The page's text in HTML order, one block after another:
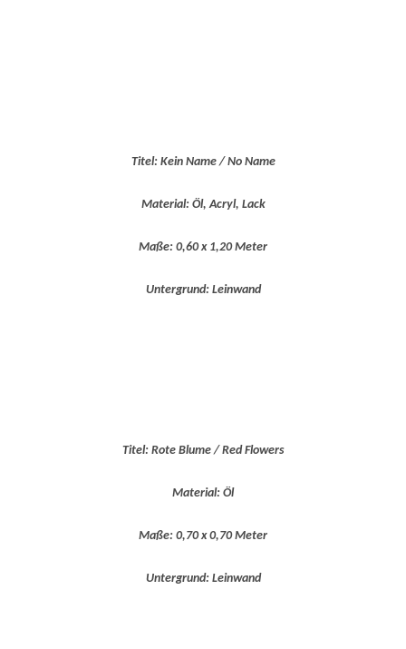
Titel: Kein Name / No Name
Material: Öl, Acryl, Lack
Maße: 0,60 x 1,20 Meter
Untergrund: Leinwand
Titel: Rote Blume / Red Flowers
Material: Öl
Maße: 0,70 x 0,70 Meter
Untergrund: Leinwand